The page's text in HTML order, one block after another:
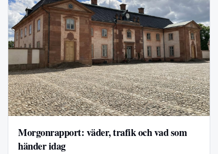
Morgonrapport: väder, trafik och vad som
händer idag